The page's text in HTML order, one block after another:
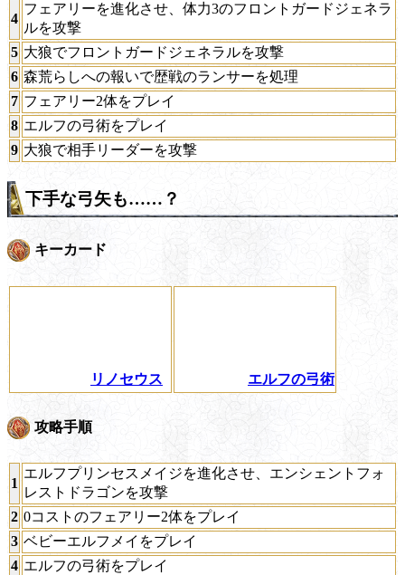
4
フェアリーを進化させ、体力3のフロントガードジェネラ
ルを攻撃
5 大狼でフロントガードジェネラルを攻撃
6 森荒らしへの報いで歴戦のランサーを処理
7 フェアリー2体をプレイ
8 エルフの弓術をプレイ
9 大狼で相手リーダーを攻撃
下手な弓矢も……？
キーカード
リノセウス エルフの弓術
攻略手順
1
エルフプリンセスメイジを進化させ、エンシェントフォ
レストドラゴンを攻撃
2 0コストのフェアリー2体をプレイ
3 ベビーエルフメイをプレイ
4 エルフの弓術をプレイ